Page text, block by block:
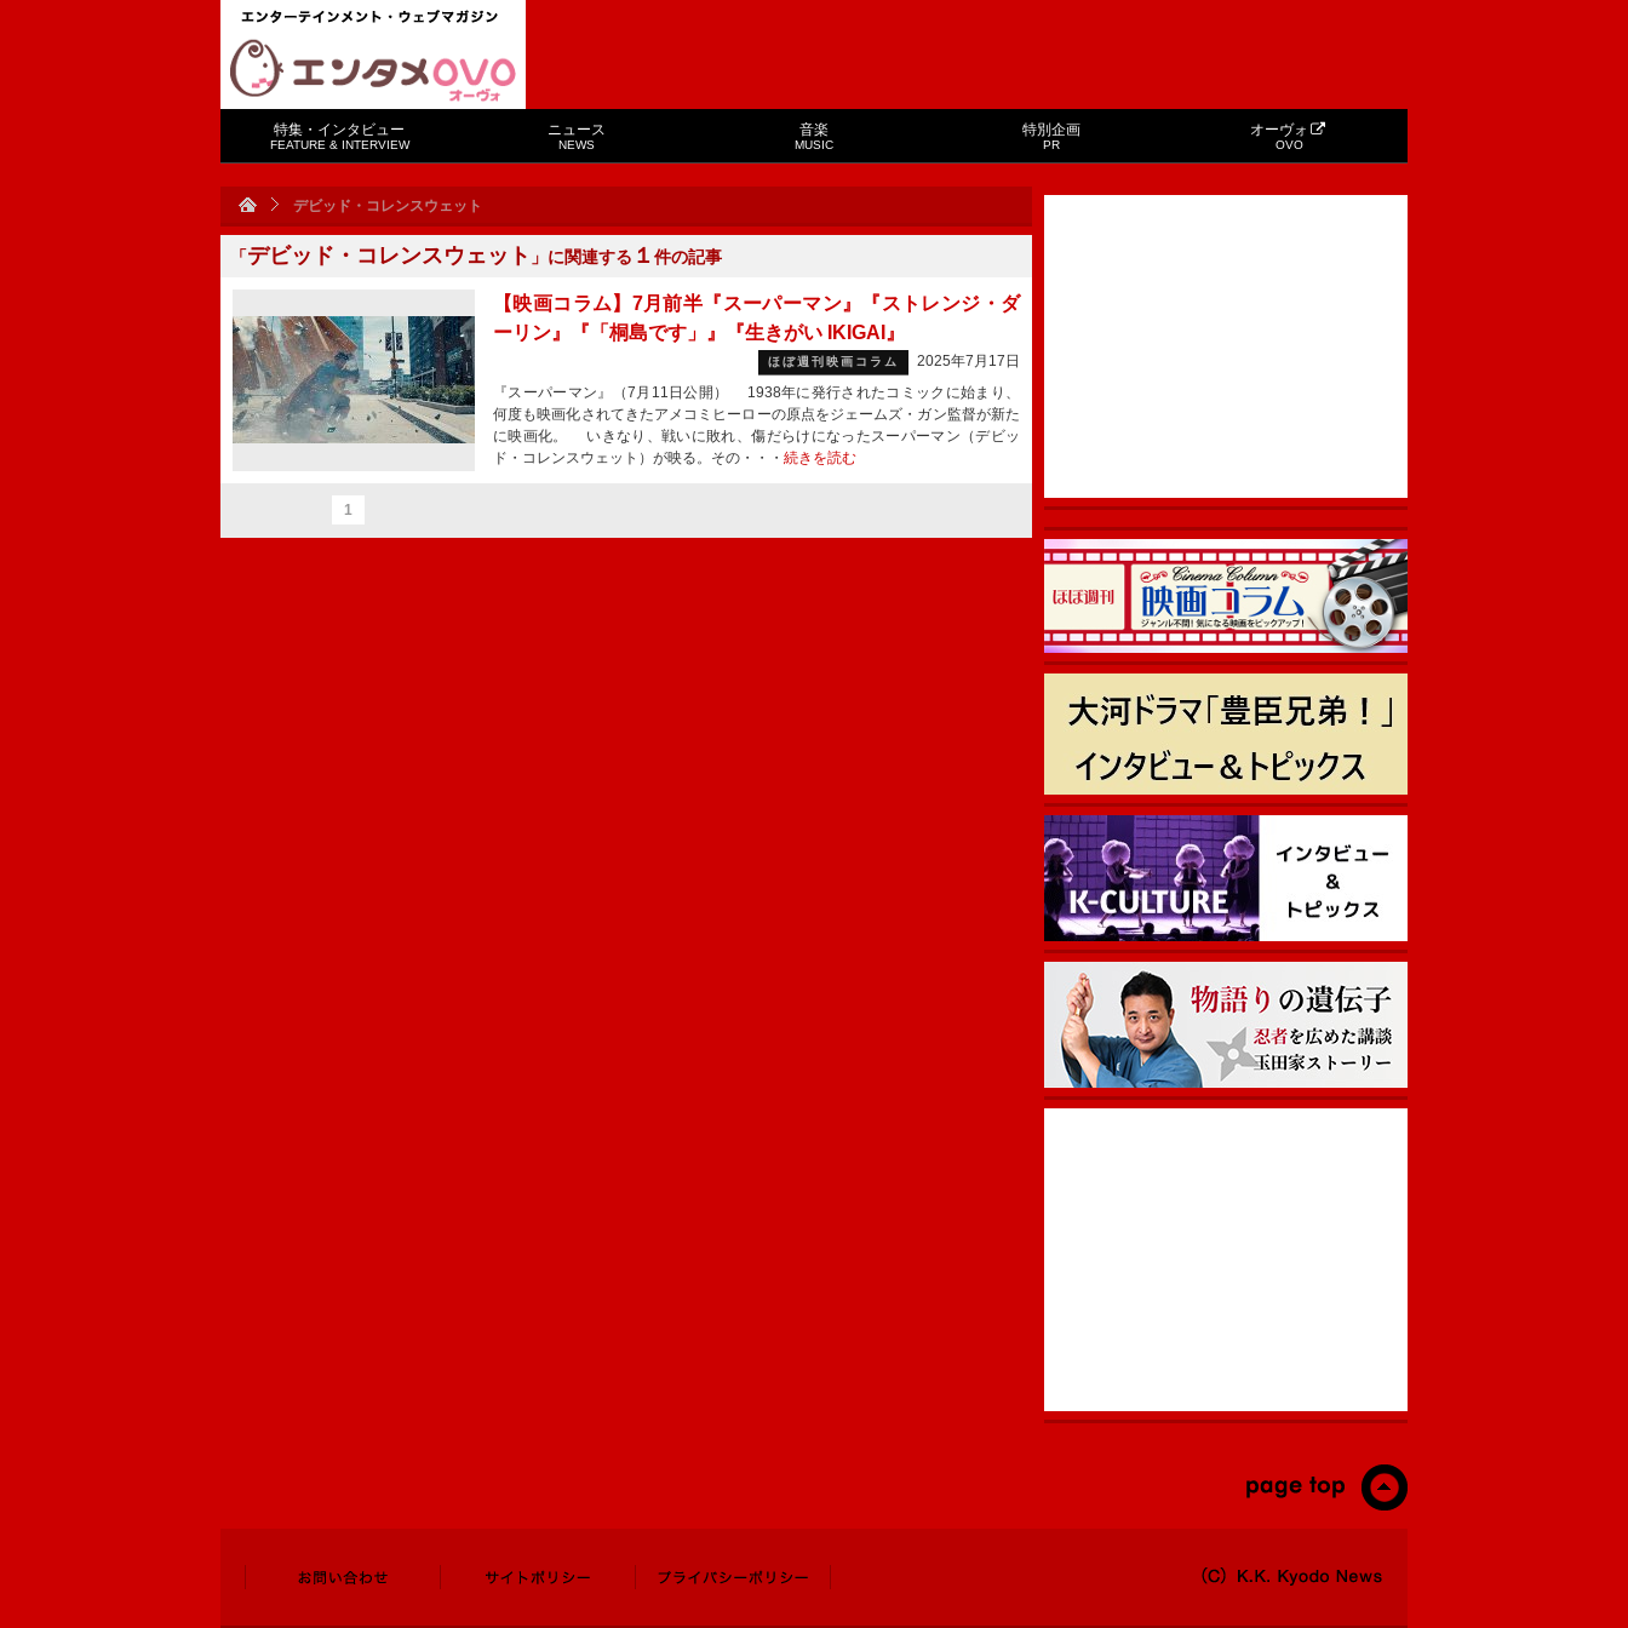
特集・インタビュー
FEATURE & INTERVIEW
ニュース
NEWS
音楽
MUSIC
特別企画
PR
オーヴォ
OVO
デビッド・コレンスウェット
「デビッド・コレンスウェット 」に関連する １ 件の記事
【映画コラム】7月前半『スーパーマン』『ストレンジ・ダ
ーリン』『「桐島です」』『生きがい IKIGAI』
ほぼ週刊映画コラム
2025年7月17日
『スーパーマン』（7月11日公開） 1938年に発行されたコミックに始まり、
何度も映画化されてきたアメコミヒーローの原点をジェームズ・ガン監督が新た
に映画化。 いきなり、戦いに敗れ、傷だらけになったスーパーマン（デビッ
ド・コレンスウェット）が映る。その・・・ 続きを読む
1